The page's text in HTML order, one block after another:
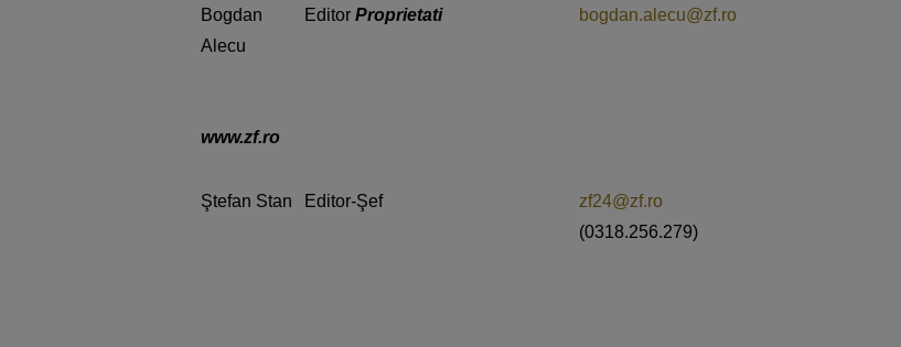
Bogdan
Alecu
Editor Proprietati bogdan.alecu@zf.ro
www.zf.ro
Ştefan Stan Editor-Şef
zf24@zf.ro
(0318.256.279)